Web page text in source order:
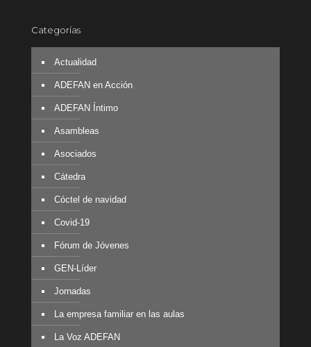
Categorías
Actualidad
ADEFAN en Acción
ADEFAN Íntimo
Asambleas
Asociados
Cátedra
Cóctel de navidad
Covid-19
Fórum de Jóvenes
GEN-Líder
Jornadas
La empresa familiar en las aulas
La Voz ADEFAN